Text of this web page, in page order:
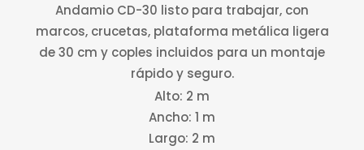
Andamio CD-30 listo para trabajar, con
marcos, crucetas, plataforma metálica ligera
de 30 cm y coples incluidos para un montaje
rápido y seguro.
Alto: 2 m
Ancho: 1 m
Largo: 2 m